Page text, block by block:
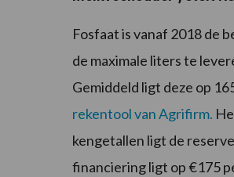
Fosfaat is vanaf 2018 de
de maximale liters te
Gemiddeld ligt deze op
rekentool van Agrifirm.
kengetallen ligt de
financiering ligt op €175